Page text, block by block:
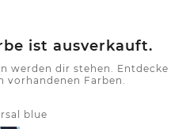
ist ausverkauft.
werden dir stehen. Entdecke
vorhandenen Farben.
blue